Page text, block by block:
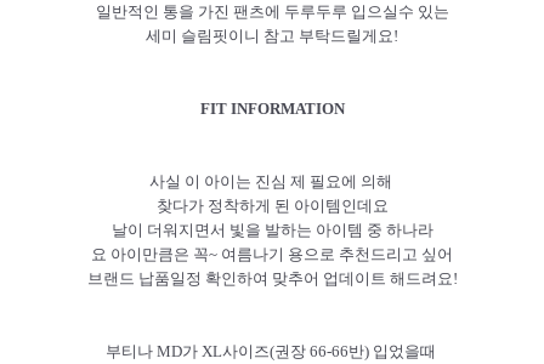
일반적인 통을 가진 팬츠에 두루두루 입으실수 있는
세미 슬림핏이니 참고 부탁드릴게요!
FIT INFORMATION
사실 이 아이는 진심 제 필요에 의해
찾다가 정착하게 된 아이템인데요
날이 더워지면서 빛을 발하는 아이템 중 하나라
요 아이만큼은 꼭~ 여름나기 용으로 추천드리고 싶어
브랜드 납품일정 확인하여 맞추어 업데이트 해드려요!
부티나 MD가 XL사이즈(권장 66-66반) 입었을때